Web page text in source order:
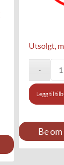
Utsolgt,
Legg til
Be